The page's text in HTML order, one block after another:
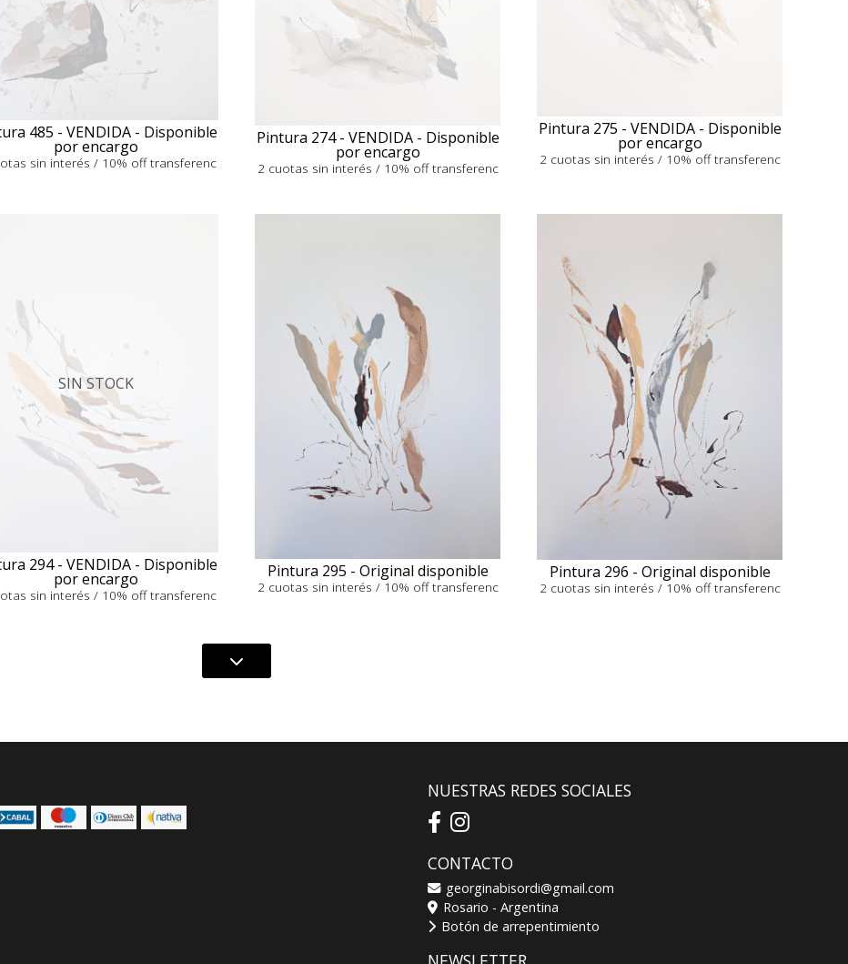
485 - VENDIDA - Disponible
por encargo
sin interés / 10% off transferenc
Pintura 274 - VENDIDA - Disponible
por encargo
2 cuotas sin interés / 10% off transferenc
Pintura 275 - VENDIDA - Disponible
por encargo
2 cuotas sin interés / 10% off transferenc
SIN STOCK
294 - VENDIDA - Disponible
por encargo
sin interés / 10% off transferenc
Pintura 295 - Original disponible
2 cuotas sin interés / 10% off transferenc
Pintura 296 - Original disponible
2 cuotas sin interés / 10% off transferenc
NUESTRAS REDES SOCIALES
CONTACTO
georginabisordi@gmail.com
Rosario - Argentina
Botón de arrepentimiento